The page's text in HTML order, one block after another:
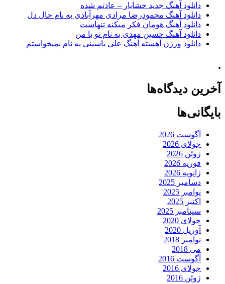
دانلود آهنگ جدید خشایار – عادتم شده
دانلود آهنگ محمودرضا مرادی مهرآبادی به نام حال دل
دانلود آهنگ هومان فکر میکنه تنهاست
دانلود آهنگ حسین مهدی به نام تو با من
دانلود ورژن آهسته آهنگ علی یاسینی به نام نمیخواستم
.
آخرین دیدگاه‌ها
بایگانی‌ها
آگوست 2026
جولای 2026
ژوئن 2026
فوریه 2026
ژانویه 2026
دسامبر 2025
نوامبر 2025
اکتبر 2025
سپتامبر 2025
جولای 2020
آوریل 2020
نوامبر 2018
می 2018
آگوست 2016
جولای 2016
ژوئن 2016